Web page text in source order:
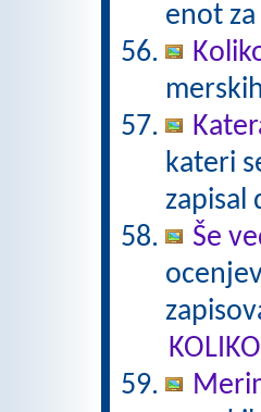
enot
kateri
zapisal
Še